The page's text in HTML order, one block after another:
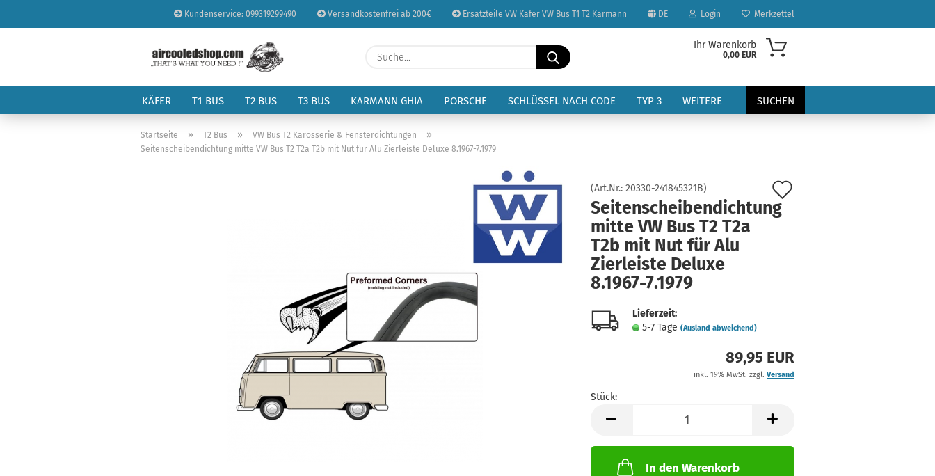
Kundenservice: 099319299490 Versandkostenfrei ab 200€ Ersatzteile VW Käfer VW Bus T1 T2 Karmann DE
Sprache auswählen
Lieferland
Login
Konto erstellen
Passwort vergessen?
Merkzettel
Suche...
Ihr Warenkorb
0,00 EUR
KÄFER T1 BUS T2 BUS T3 BUS KARMANN GHIA PORSCHE SCHLÜSSEL NACH CODE TYP 3 SUCHEN
WEITERE
Startseite » T2 Bus » VW Bus T2 Karosserie & Fensterdichtungen »
Seitenscheibendichtung mitte VW Bus T2 T2a T2b mit Nut für Alu Zierleiste Deluxe 8.1967-7.1979
(Art.Nr.: 20330-241845321B)
Seitenscheibendichtung
mitte VW Bus T2 T2a
T2b mit Nut für Alu
Zierleiste Deluxe
8.1967-7.1979
Lieferzeit:
5-7 Tage (Ausland abweichend)
89,95 EUR
inkl. 19% MwSt. zzgl. Versand
Stück:
Stück
In den Warenkorb